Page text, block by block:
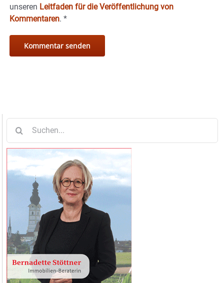
unseren Leitfaden für die Veröffentlichung von
Kommentaren. *
nach: